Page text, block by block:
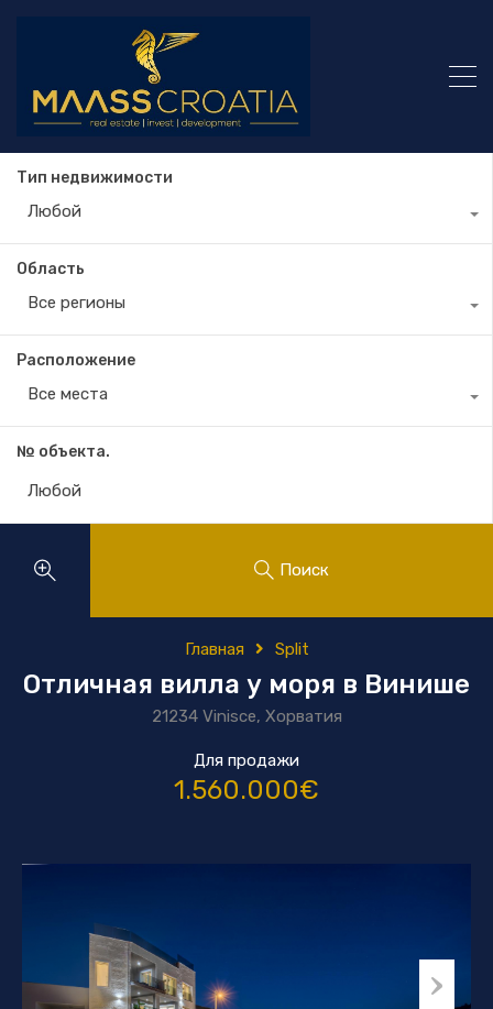
Тип недвижимости
Любой
Область
Все регионы
Расположение
Все места
№ объекта.
Поиск
Главная Split
Отличная вилла у моря в Винише
21234 Vinisce, Хорватия
Для продажи
1.560.000€